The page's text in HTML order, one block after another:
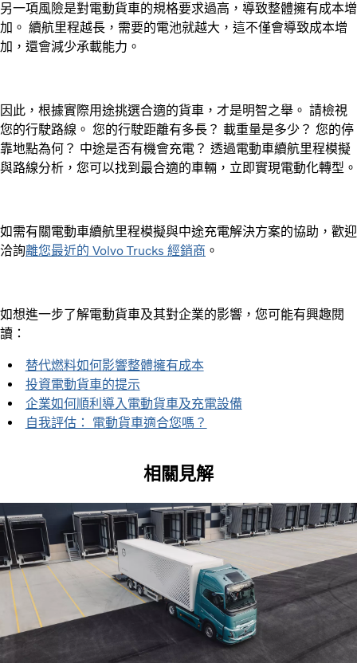
另一項風險是對電動貨車的規格要求過高，導致整體擁有成本增
加。 續航里程越長，需要的電池就越大，這不僅會導致成本增
加，還會減少承載能力。
因此，根據實際用途挑選合適的貨車，才是明智之舉。 請檢視
您的行駛路線。 您的行駛距離有多長？ 載重量是多少？ 您的停
靠地點為何？ 中途是否有機會充電？ 透過電動車續航里程模擬
與路線分析，您可以找到最合適的車輛，立即實現電動化轉型。
如需有關電動車續航里程模擬與中途充電解決方案的協助，歡迎
洽詢離您最近的 Volvo Trucks 經銷商 。
如想進一步了解電動貨車及其對企業的影響，您可能有興趣閱
讀：
替代燃料如何影響整體擁有成本
投資電動貨車的提示
企業如何順利導入電動貨車及充電設備
自我評估： 電動貨車適合您嗎？
相關見解